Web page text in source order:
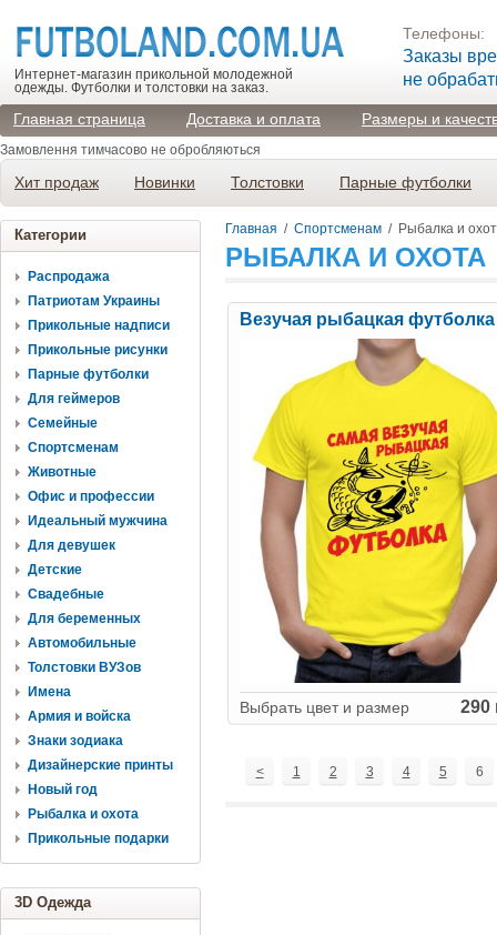
Интернет-магазин прикольной молодежной
одежды. Футболки и толстовки на заказ.
Телефоны:
Заказы
не
Главная страница Доставка и оплата Размеры и
Замовлення тимчасово не обробляються
Хит продаж Новинки Толстовки Парные футболки
Категории
Распродажа
Патриотам Украины
Прикольные надписи
Прикольные рисунки
Парные футболки
Для геймеров
Семейные
Спортсменам
Животные
Офис и профессии
Идеальный мужчина
Для девушек
Детские
Свадебные
Для беременных
Автомобильные
Толстовки ВУЗов
Имена
Армия и войска
Знаки зодиака
Дизайнерские принты
Новый год
Рыбалка и охота
Прикольные подарки
3D Одежда
Главная / Спортсменам / Рыбалка и
РЫБАЛКА И ОХОТА
Везучая рыбацкая футболка
Выбрать цвет и размер 290
< 1 2 3 4 5 6